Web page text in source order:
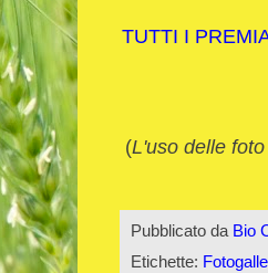
TUTTI I
(L'uso delle
Pubblicato da Bio
Etichette: